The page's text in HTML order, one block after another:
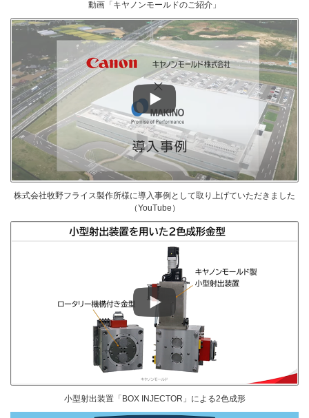
動画「キヤノンモールドのご紹介」
株式会社牧野フライス製作所様に導入事例として取り上げていただきました
（YouTube）
小型射出装置「BOX INJECTOR」による2色成形